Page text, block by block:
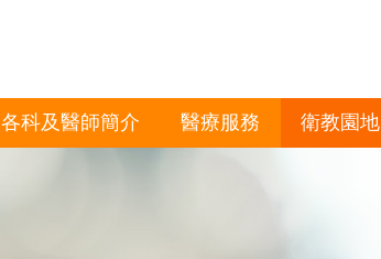
各科及醫師簡介 醫療服務 衛教園地